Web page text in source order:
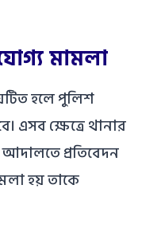
মামলা
হলে পুলিশ
এসব ক্ষেত্রে থানার
আদালতে প্রতিবেদন
হয় তাকে